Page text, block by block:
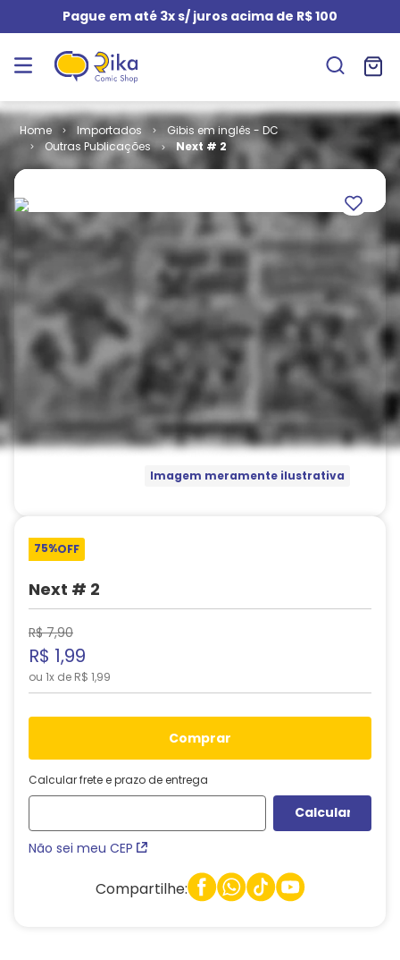
Pague em até 3x s/ juros acima de R$ 100
Importados
Gibis em inglês - DC
Outras Publicações
Next # 2
Imagem meramente ilustrativa
75%OFF
Next # 2
R$ 7,90
R$ 1,99
ou 1x de R$ 1,99
comprar
Calcular frete e prazo de entrega
Não sei meu CEP
Compartilhe: